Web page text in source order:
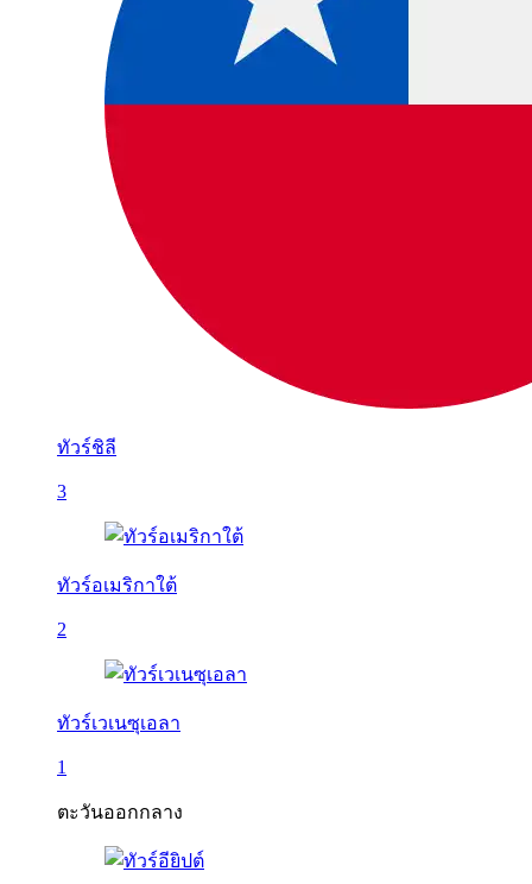
ทัวร์ชิลี
3
ทัวร์อเมริกาใต้
2
ทัวร์เวเนซุเอลา
1
ตะวันออกกลาง